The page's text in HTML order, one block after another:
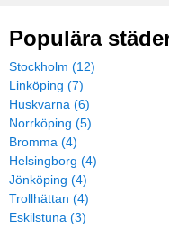
Populära
Stockholm (12)
Linköping (7)
Huskvarna (6)
Norrköping (5)
Bromma (4)
Helsingborg (4)
Jönköping (4)
Trollhättan (4)
Eskilstuna (3)